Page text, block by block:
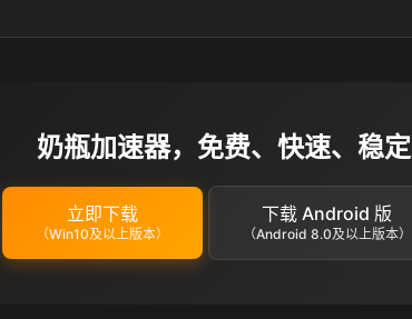
奶瓶加速器，免费、快速、稳定
立即下载
（Win10及以上版本）
下载 Android 版
（Android 8.0及以上版本）